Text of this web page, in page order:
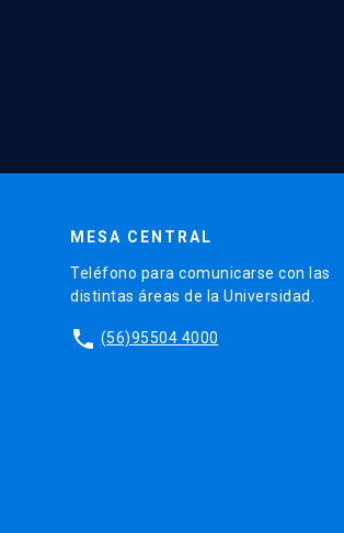
MESA CENTRAL
Teléfono para comunicarse con las
distintas áreas de la Universidad.
phone (56)95504 4000